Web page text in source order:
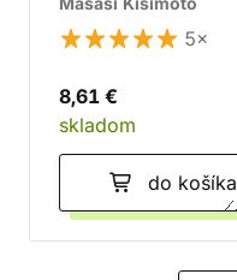
5×
8,61 €
skladom
do košíka